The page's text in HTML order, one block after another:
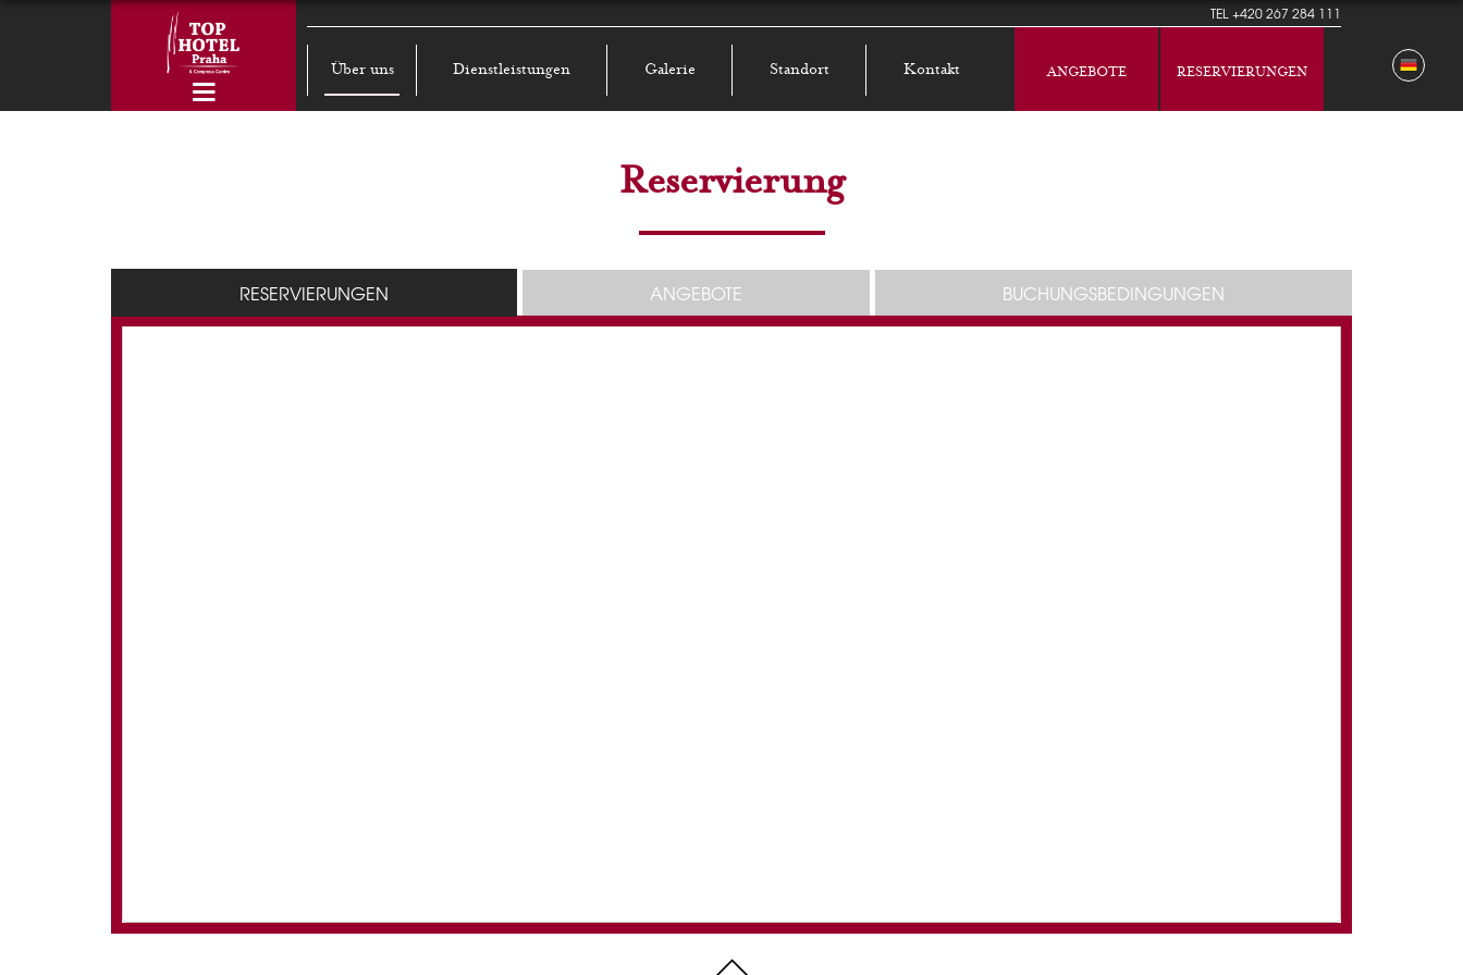
TEL+420 267 284 111
Über uns Dienstleistungen Galerie Standort Kontakt ANGEBOTE RESERVIERUNGEN
Reservierung
RESERVIERUNGEN ANGEBOTE BUCHUNGSBEDINGUNGEN